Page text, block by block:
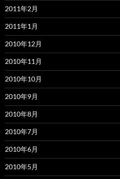
2011年2月
2011年1月
2010年12月
2010年11月
2010年10月
2010年9月
2010年8月
2010年7月
2010年6月
2010年5月